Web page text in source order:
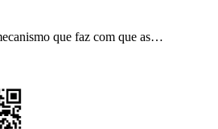
que faz com que as…